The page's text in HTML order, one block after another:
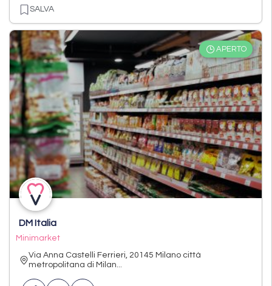
SALVA
APERTO
DM Italia
Minimarket
Via Anna Castelli Ferrieri, 20145 Milano città
metropolitana di Milan...